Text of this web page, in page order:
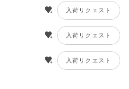
入荷リクエスト
入荷リクエスト
入荷リクエスト